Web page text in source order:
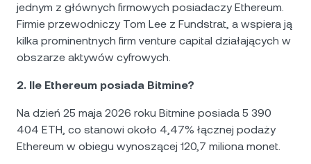
jednym z głównych firmowych posiadaczy Ethereum.
Firmie przewodniczy Tom Lee z Fundstrat, a wspiera ją
kilka prominentnych firm venture capital działających w
obszarze aktywów cyfrowych.
2. Ile Ethereum posiada Bitmine?
Na dzień 25 maja 2026 roku Bitmine posiada 5 390
404 ETH, co stanowi około 4,47% łącznej podaży
Ethereum w obiegu wynoszącej 120,7 miliona monet.